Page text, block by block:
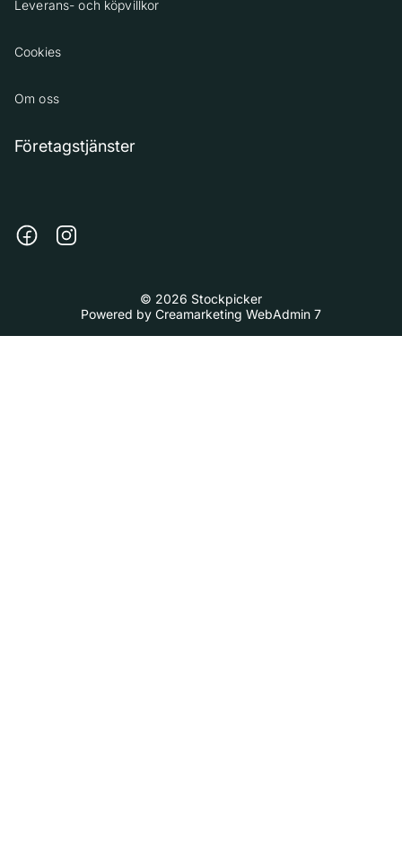
Leverans- och köpvillkor
Cookies
Om oss
Företagstjänster
© 2026 Stockpicker
Powered by Creamarketing WebAdmin 7